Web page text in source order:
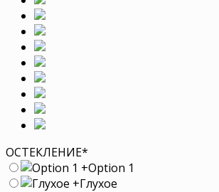
ОСТЕКЛЕНИЕ*
+Option 1
+Глухое